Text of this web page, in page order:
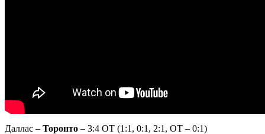
Даллас – Торонто – 3:4 ОТ (1:1, 0:1, 2:1, ОТ – 0:1)